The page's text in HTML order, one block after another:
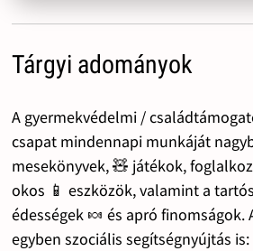
Tárgyi adományok
A gyermekvédelmi /
csapat mindennapi munkáját
mesekönyvek, 🧸 játékok,
okos 📱 eszközök, valamint a
édességek 🍬 és apró
egyben szociális segítségnyújtás